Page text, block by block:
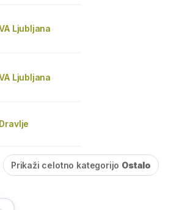
Ljubljana
Ljubljana
Prikaži celotno kategorijo Ostalo